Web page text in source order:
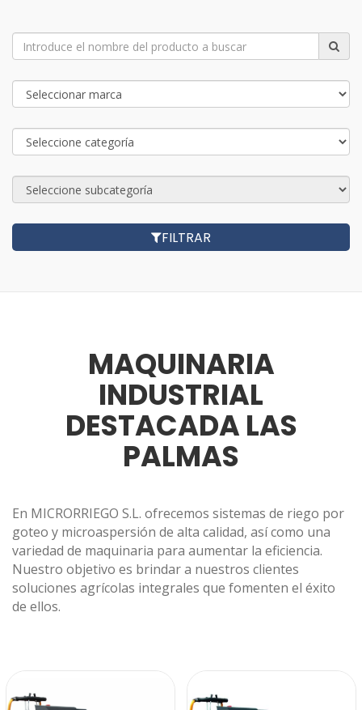
FILTRAR
MAQUINARIA
INDUSTRIAL
DESTACADA LAS
PALMAS
En MICRORRIEGO S.L. ofrecemos sistemas de riego por
goteo y microaspersión de alta calidad, así como una
variedad de maquinaria para aumentar la eficiencia.
Nuestro objetivo es brindar a nuestros clientes
soluciones agrícolas integrales que fomenten el éxito
de ellos.